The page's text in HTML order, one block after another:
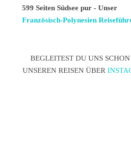
599 Seiten Südsee pur - Unser
Französisch-Polynesien
BEGLEITEST DU UNS
UNSEREN REISEN ÜBER